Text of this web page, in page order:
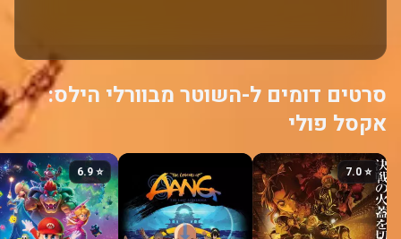
סרטים דומים ל-השוטר מבוורלי הילס:
אקסל פולי
⭐ 7.0
⭐ 6.9